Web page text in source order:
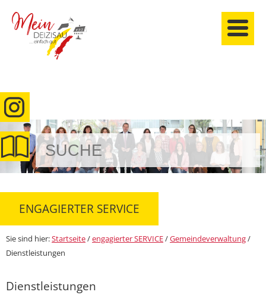
anmelden
ENGAGIERTER SERVICE
Sie sind hier:Startseite/engagierter SERVICE/Gemeindeverwaltung/
Dienstleistungen
Dienstleistungen